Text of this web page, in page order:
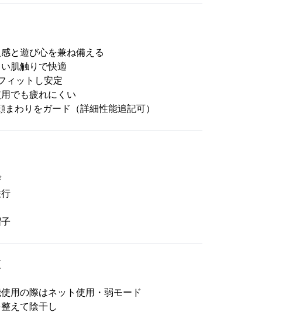
と遊び心を兼ね備える
肌触りで快適
ィットし安定
でも疲れにくい
わりをガード（詳細性能追記可）
用の際はネット使用・弱モード
えて陰干し